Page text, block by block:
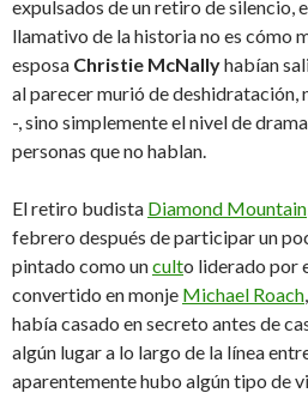
expulsados de un retiro de silencio,
llamativo de la historia no es cómo
esposa Christie McNallyhabían
al parecer murió de deshidratación,
-, sino simplemente el nivel de
personas que no hablan.
El retiro budista Diamond Mountain
febrero después de participar un
pintado como unculto liderado por
convertido en monje Michael Roach
había casado en secreto antes de
algún lugar a lo largo de la línea
aparentemente hubo algún tipo de